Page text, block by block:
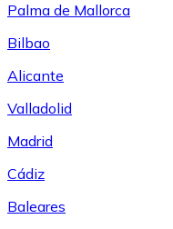
Palma de Mallorca
Bilbao
Alicante
Valladolid
Madrid
Cádiz
Baleares